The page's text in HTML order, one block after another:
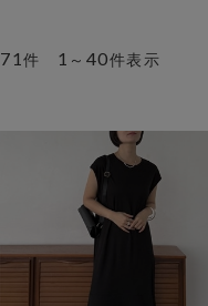
71件 1 ～ 40件表示